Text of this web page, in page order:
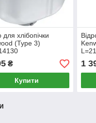
для хлібопічки
(Type 3)
₴
Купити
1